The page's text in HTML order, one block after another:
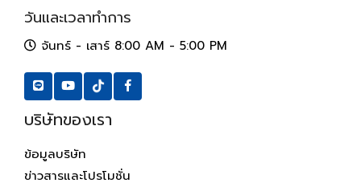
วันและเวลาทำการ
จันทร์ - เสาร์ 8:00 AM - 5:00 PM
บริษัทของเรา
ข้อมูลบริษัท
ข่าวสารและโปรโมชั่น